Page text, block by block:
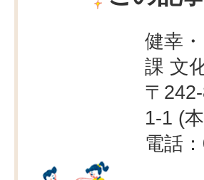
健幸
課 文
〒
1-1 (
電話